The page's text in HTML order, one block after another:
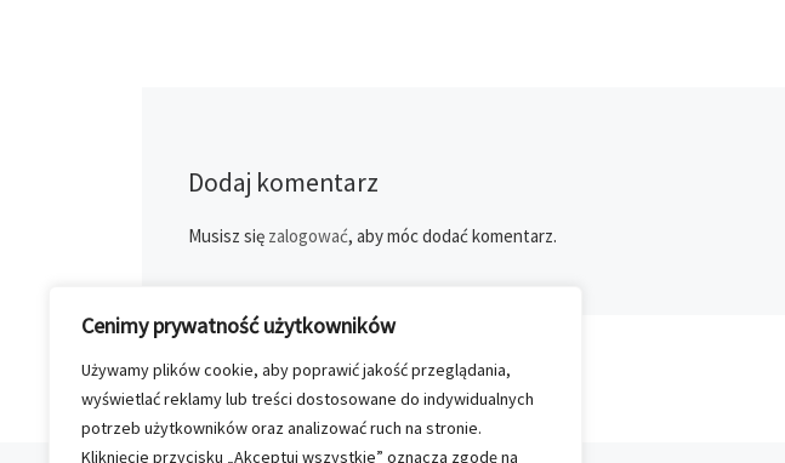
Cenimy prywatność użytkowników
Używamy plików cookie, aby poprawić jakość przeglądania,
wyświetlać reklamy lub treści dostosowane do indywidualnych
potrzeb użytkowników oraz analizować ruch na stronie.
Kliknięcie przycisku „Akceptuj wszystkie” oznacza zgodę na
Dodaj komentarz
Musisz się zalogować, aby móc dodać komentarz.